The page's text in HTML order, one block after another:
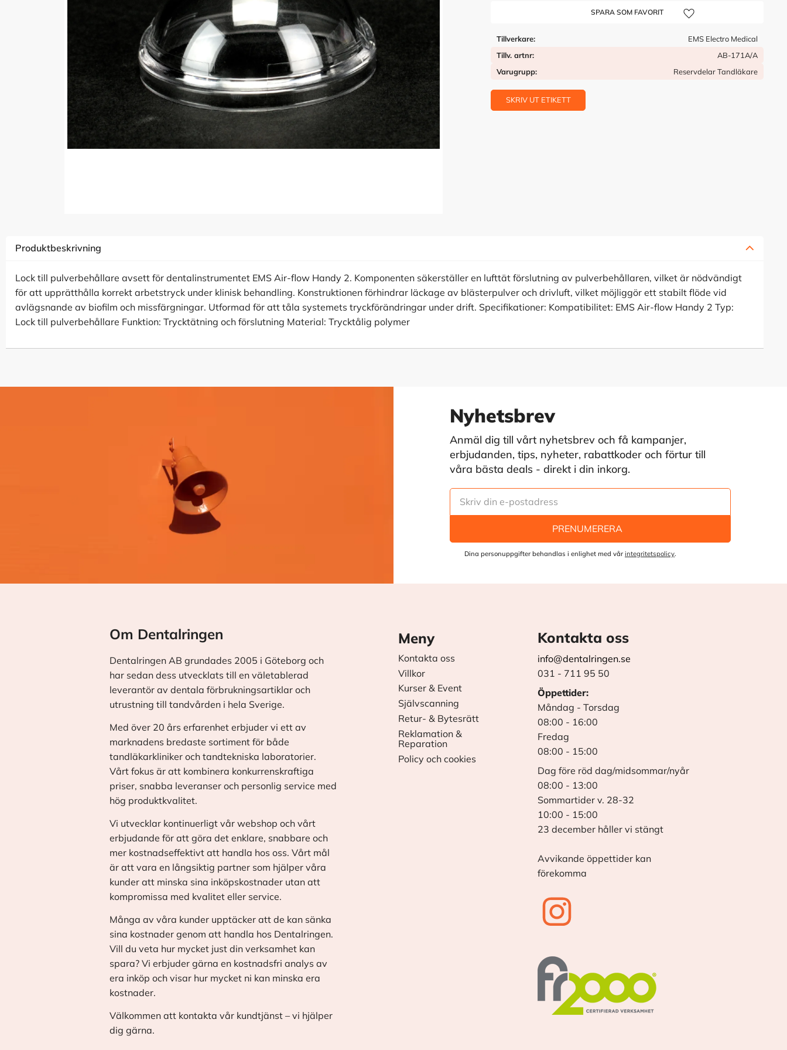
Lägg till i önskelista
Tillverkare
EMS Electro Medical
Tillv. artnr
AB-171A/A
Varugrupp
Reservdelar Tandläkare
SKRIV UT ETIKETT
Produktbeskrivning
Lock till pulverbehållare avsett för dentalinstrumentet EMS Air-flow Handy 2. Komponenten säkerställer en lufttät förslutning av pulverbehållaren, vilket är nödvändigt
för att upprätthålla korrekt arbetstryck under klinisk behandling. Konstruktionen förhindrar läckage av blästerpulver och drivluft, vilket möjliggör ett stabilt flöde vid
avlägsnande av biofilm och missfärgningar. Utformad för att tåla systemets tryckförändringar under drift. Specifikationer: Kompatibilitet: EMS Air-flow Handy 2 Typ:
Lock till pulverbehållare Funktion: Trycktätning och förslutning Material: Trycktålig polymer
Nyhetsbrev
Anmäl dig till vårt nyhetsbrev och få kampanjer,
erbjudanden, tips, nyheter, rabattkoder och förtur till
våra bästa deals - direkt i din inkorg.
PRENUMERERA
Dina personuppgifter behandlas i enlighet med vår integritetspolicy.
Om Dentalringen
Dentalringen AB grundades 2005 i Göteborg och
har sedan dess utvecklats till en väletablerad
leverantör av dentala förbrukningsartiklar och
utrustning till tandvården i hela Sverige.
Med över 20 års erfarenhet erbjuder vi ett av
marknadens bredaste sortiment för både
tandläkarkliniker och tandtekniska laboratorier.
Vårt fokus är att kombinera konkurrenskraftiga
priser, snabba leveranser och personlig service med
hög produktkvalitet.
Vi utvecklar kontinuerligt vår webshop och vårt
erbjudande för att göra det enklare, snabbare och
mer kostnadseffektivt att handla hos oss. Vårt mål
är att vara en långsiktig partner som hjälper våra
kunder att minska sina inköpskostnader utan att
kompromissa med kvalitet eller service.
Många av våra kunder upptäcker att de kan sänka
sina kostnader genom att handla hos Dentalringen.
Vill du veta hur mycket just din verksamhet kan
spara? Vi erbjuder gärna en kostnadsfri analys av
era inköp och visar hur mycket ni kan minska era
kostnader.
Välkommen att kontakta vår kundtjänst – vi hjälper
dig gärna.
Meny
Kontakta oss
Villkor
Kurser & Event
Självscanning
Retur- & Bytesrätt
Reklamation &
Reparation
Policy och cookies
Kontakta oss
info@dentalringen.se
031 - 711 95 50
Öppettider:
Måndag - Torsdag
08:00 - 16:00
Fredag
08:00 - 15:00
Dag före röd dag/midsommar/nyår
08:00 - 13:00
Sommartider v. 28-32
10:00 - 15:00
23 december håller vi stängt
Avvikande öppettider kan
förekomma